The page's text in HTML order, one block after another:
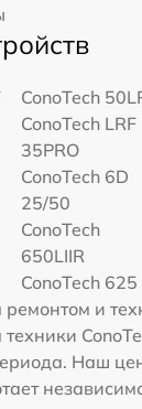
ConoTech
ConoTech LRF
35PRO
ConoTech 6D
25/50
ConoTech
650LIIR
ConoTech 625
и
Наш